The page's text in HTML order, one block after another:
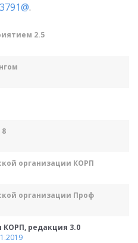
.
2.5
организации КОРП
организации Проф
КОРП, редакция 3.0